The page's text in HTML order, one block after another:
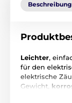
Leichter,
für den
elektrische
Gewicht,